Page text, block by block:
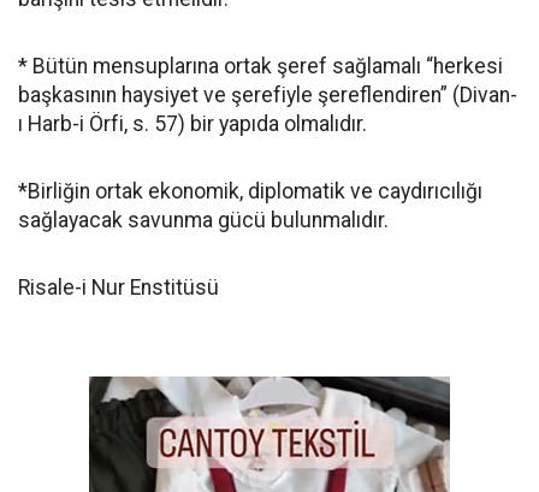
* Bütün mensuplarına ortak şeref sağlamalı “herkesi
başkasının haysiyet ve şerefiyle şereflendiren” (Divan-
ı Harb-i Örfi, s. 57) bir yapıda olmalıdır.
*Birliğin ortak ekonomik, diplomatik ve caydırıcılığı
sağlayacak savunma gücü bulunmalıdır.
Risale-i Nur Enstitüsü